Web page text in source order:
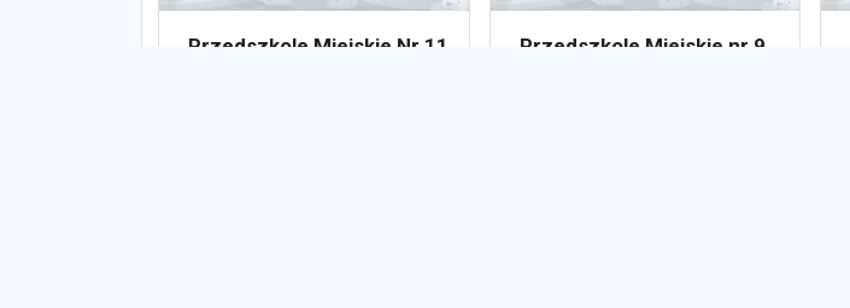
Przedszkole Miejskie Nr 11
Przedszkole Miejskie nr 9